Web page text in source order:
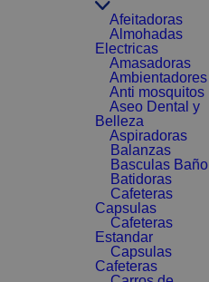
Afeitadoras
Almohadas
Electricas
Amasadoras
Ambientadores
Anti mosquitos
Aseo Dental y
Belleza
Aspiradoras
Balanzas
Basculas Baño
Batidoras
Cafeteras
Capsulas
Cafeteras
Estandar
Capsulas
Cafeteras